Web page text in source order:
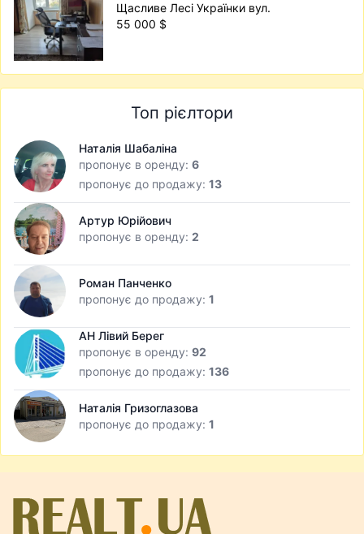
Щасливе Лесі Українки вул.
55 000 $
Топ рієлтори
Наталія Шабаліна
пропонує в оренду: 6
пропонує до продажу: 13
Артур Юрійович
пропонує в оренду: 2
Роман Панченко
пропонує до продажу: 1
АН Лівий Берег
пропонує в оренду: 92
пропонує до продажу: 136
Наталія Гризоглазова
пропонує до продажу: 1